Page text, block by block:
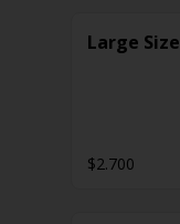
Large Size
$2.700